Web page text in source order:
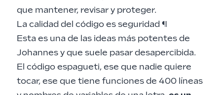
que mantener, revisar y proteger.
La calidad del código es seguridad ¶
Esta es una de las ideas más potentes de
Johannes y que suele pasar desapercibida.
El código espagueti, ese que nadie quiere
tocar, ese que tiene funciones de 400 líneas